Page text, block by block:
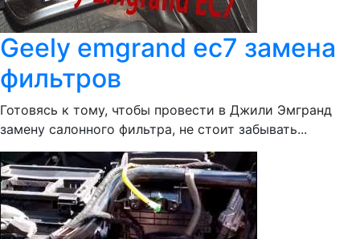
Geely emgrand ec7 замена
фильтров
Готовясь к тому, чтобы провести в Джили Эмгранд
замену салонного фильтра, не стоит забывать...